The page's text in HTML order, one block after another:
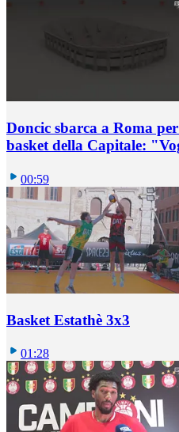
Doncic sbarca a Roma
basket della Capitale:
00:59
Basket Estathè 3x3
01:28